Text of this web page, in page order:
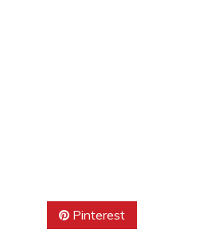
Pinterest